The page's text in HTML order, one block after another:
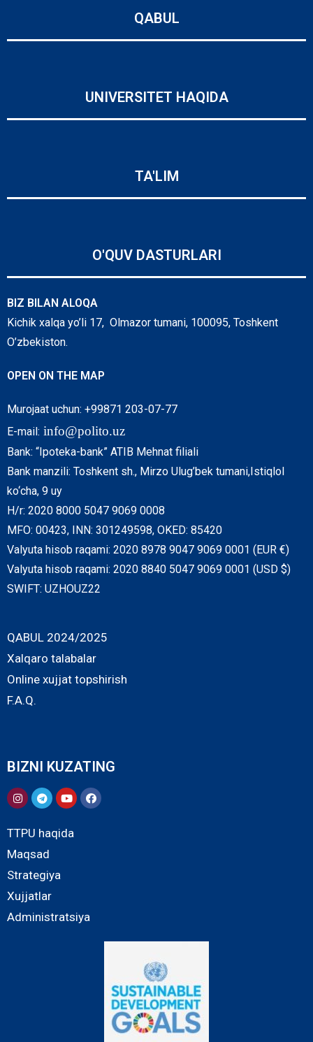
QABUL
UNIVERSITET HAQIDA
TA'LIM
O'QUV DASTURLARI
BIZ BILAN ALOQA
Kichik xalqa yo’li 17, Olmazor tumani, 100095, Toshkent
O’zbekiston.
OPEN ON THE MAP
Murojaat uchun: +99871 203-07-77
E-mail: info@polito.uz
Bank: “Ipoteka-bank” ATIB Mehnat filiali
Bank manzili: Toshkent sh., Mirzo Ulug’bek tumani,Istiqlol
ko‘cha, 9 uy
H/r: 2020 8000 5047 9069 0008
MFO: 00423, INN: 301249598, OKED: 85420
Valyuta hisob raqami: 2020 8978 9047 9069 0001 (EUR €)
Valyuta hisob raqami: 2020 8840 5047 9069 0001 (USD $)
SWIFT: UZHOUZ22
QABUL 2024/2025
Xalqaro talabalar
Online xujjat topshirish
F.A.Q.
BIZNI KUZATING
TTPU haqida
Maqsad
Strategiya
Xujjatlar
Administratsiya